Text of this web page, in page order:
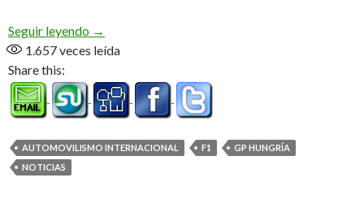
Seguir leyendo «Hazlo ahora»
→
1.657veces leída
Share this:
AUTOMOVILISMO INTERNACIONAL F1
GP HUNGRÍA
NOTICIAS